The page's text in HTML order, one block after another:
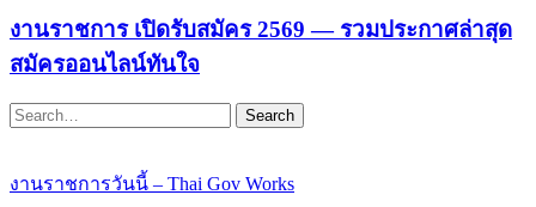
งานราชการ เปิดรับสมัคร 2569 — รวมประกาศล่าสุด
สมัครออนไลน์ทันใจ
Search
งานราชการวันนี้ – Thai Gov Works